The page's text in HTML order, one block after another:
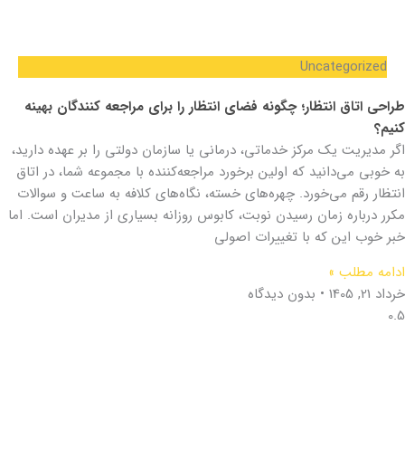
Uncategorized
طراحی اتاق انتظار؛ چگونه فضای انتظار را برای مراجعه کنندگان بهینه
کنیم؟
اگر مدیریت یک مرکز خدماتی، درمانی یا سازمان دولتی را بر عهده دارید،
به خوبی می‌دانید که اولین برخورد مراجعه‌کننده با مجموعه شما، در اتاق
انتظار رقم می‌خورد. چهره‌های خسته، نگاه‌های کلافه به ساعت و سوالات
مکرر درباره زمان رسیدن نوبت، کابوس روزانه بسیاری از مدیران است. اما
خبر خوب این که با تغییرات اصولی
ادامه مطلب »
خرداد 21, 1405
بدون دیدگاه